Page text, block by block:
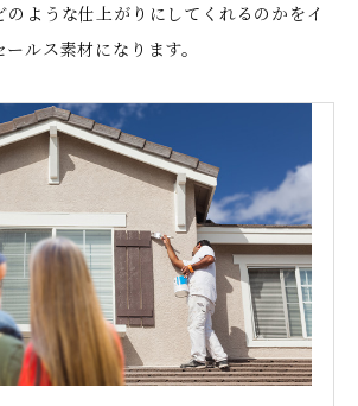
のような仕上がりにしてくれるのかをイ
ルス素材になります。